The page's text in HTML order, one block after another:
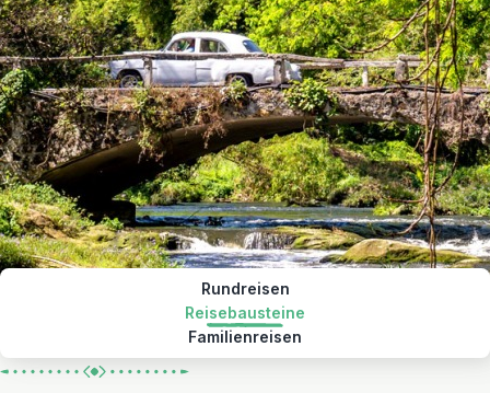
Rundreisen
Reisebausteine
Familienreisen